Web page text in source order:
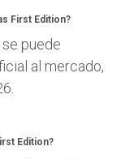
First Edition?
puede
al mercado,
Edition?